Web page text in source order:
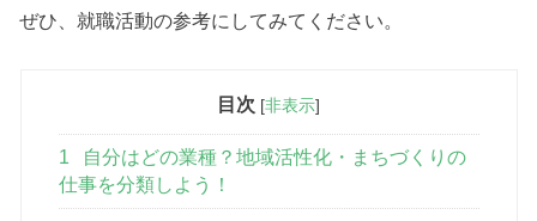
ぜひ、就職活動の参考にしてみてください。
目次 [非表示]
1
自分はどの業種？地域活性化・まちづくりの
仕事を分類しよう！